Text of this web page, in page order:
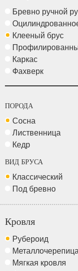
Бревно ручной
Клееный брус
Каркас
Фахверк
ПОРОДА
Сосна
Лиственница
Кедр
ВИД БРУСА
Классический
Под бревно
Кровля
Рубероид
Металлочерепица
Мягкая кровля